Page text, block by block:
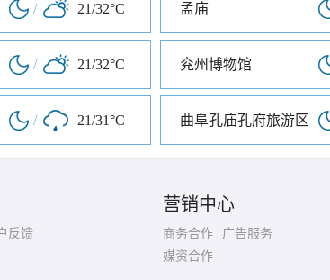
/ 21/32°C 孟庙
/ 21/32°C 兖州博物馆
/ 21/31°C 曲阜孔庙孔府旅游区
反馈
营销中心
商务合作
广告服务
媒资合作